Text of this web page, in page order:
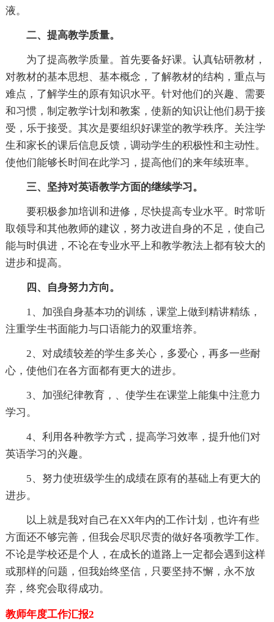
液。
二、提高教学质量。
为了提高教学质量。首先要备好课。认真钻研教材，
对教材的基本思想、基本概念，了解教材的结构，重点与
难点，了解学生的原有知识水平。针对他们的兴趣、需要
和习惯，制定教学计划和教案，使新的知识让他们易于接
受，乐于接受。其次是要组织好课堂的教学秩序。关注学
生和家长的课后信息反馈，调动学生的积极性和主动性。
使他们能够长时间在此学习，提高他们的来年续班率。
三、坚持对英语教学方面的继续学习。
要积极参加培训和进修，尽快提高专业水平。时常听
取领导和其他教师的建议，努力改进自身的不足，使自己
能与时俱进，不论在专业水平上和教学教法上都有较大的
进步和提高。
四、自身努力方向。
1、加强自身基本功的训练，课堂上做到精讲精练，
注重学生书面能力与口语能力的双重培养。
2、对成绩较差的学生多关心，多爱心，再多一些耐
心，使他们在各方面都有更大的进步。
3、加强纪律教育，、使学生在课堂上能集中注意力
学习。
4、利用各种教学方式，提高学习效率，提升他们对
英语学习的兴趣。
5、努力使班级学生的成绩在原有的基础上有更大的
进步。
以上就是我对自己在XX年内的工作计划，也许有些
方面还不够完善，但我会尽职尽责的做好各项教学工作。
不论是学校还是个人，在成长的道路上一定都会遇到这样
或那样的问题，但我始终坚信，只要坚持不懈，永不放
弃，终究会取得成功。
教师年度工作汇报2